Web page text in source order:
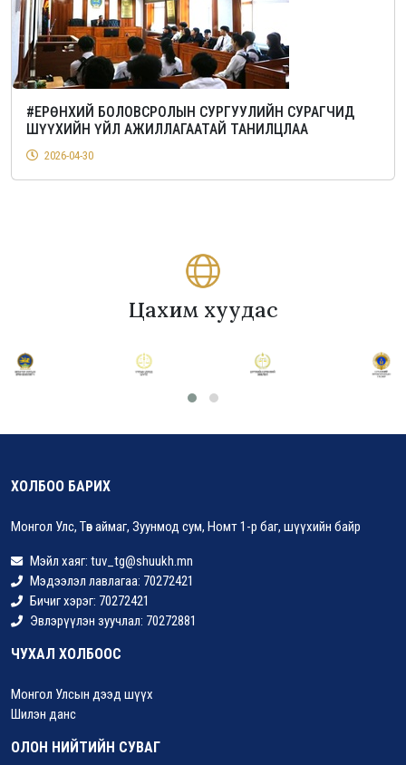
#ЕРӨНХИЙ БОЛОВСРОЛЫН СУРГУУЛИЙН СУРАГЧИД
ШҮҮХИЙН ҮЙЛ АЖИЛЛАГААТАЙ ТАНИЛЦЛАА
2026-04-30
Цахим хуудас
ХОЛБОО БАРИХ
Монгол Улс, Төв аймаг, Зуунмод сум, Номт 1-р баг, шүүхийн байр
Мэйл хаяг: tuv_tg@shuukh.mn
Мэдээлэл лавлагаа: 70272421
Бичиг хэрэг: 70272421
Эвлэрүүлэн зуучлал: 70272881
ЧУХАЛ ХОЛБООС
Монгол Улсын дээд шүүх
Шилэн данс
ОЛОН НИЙТИЙН СУВАГ